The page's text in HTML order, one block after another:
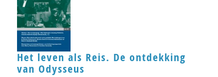
Ruben Jacobs
Erwin Kamp
Dick Kleinlugtenbelt
Michiel Korthals
Het leven als Reis. De ontdekking
van Odysseus